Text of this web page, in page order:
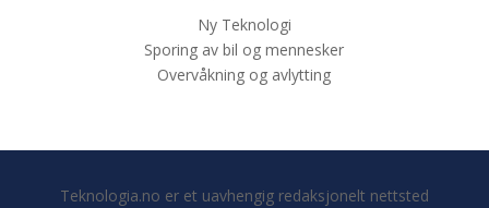
Ny Teknologi
Sporing av bil og mennesker
Overvåkning og avlytting
Teknologia.no er et uavhengig redaksjonelt nettsted